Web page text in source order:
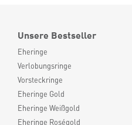
Unsere Bestseller
Eheringe
Verlobungsringe
Vorsteckringe
Eheringe Gold
Eheringe Weißgold
Eheringe Roségold